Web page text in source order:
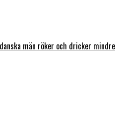
män röker och dricker mindre